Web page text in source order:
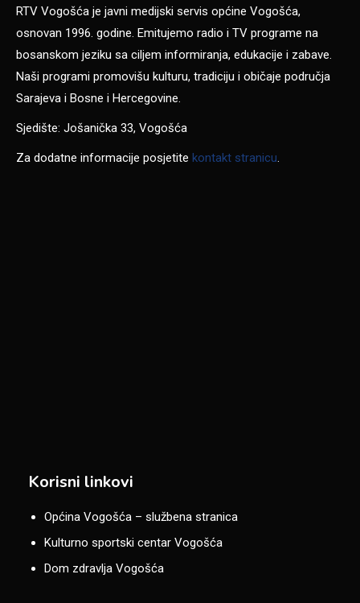
RTV Vogošća je javni medijski servis općine Vogošća,
osnovan 1996. godine. Emitujemo radio i TV programe na
bosanskom jeziku sa ciljem informiranja, edukacije i zabave.
Naši programi promovišu kulturu, tradiciju i običaje područja
Sarajeva i Bosne i Hercegovine.
Sjedište: Jošanička 33, Vogošća
Za dodatne informacije posjetite kontakt stranicu
Korisni linkovi
Općina Vogošća – službena stranica
Kulturno sportski centar Vogošća
Dom zdravlja Vogošća